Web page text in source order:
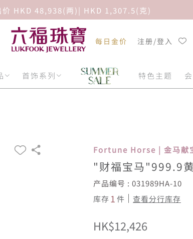
HKD 48,938(两)| HKD 1,307.5(克)
每日金价 注册/登入
首饰系列 特色主题
Fortune Horse | 金马献
"财福宝马"999.9
产品编号 : 031989HA-10
库存1件 查看分行库存
HK$12,426